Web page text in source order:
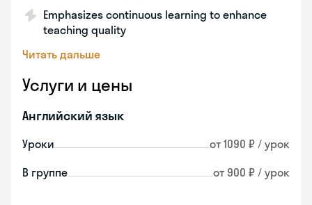
Emphasizes continuous learning to enhance
teaching quality
Читать дальше
Услуги и цены
Английский язык
Уроки от 1090 ₽ / урок
В группе от 900 ₽ / урок